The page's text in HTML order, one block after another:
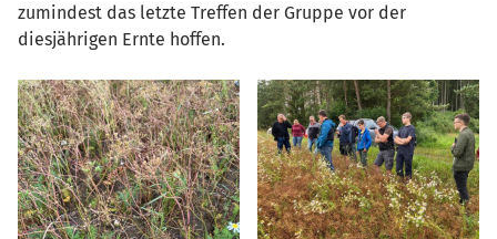
zumindest das letzte Treffen der Gruppe vor der
diesjährigen Ernte hoffen.